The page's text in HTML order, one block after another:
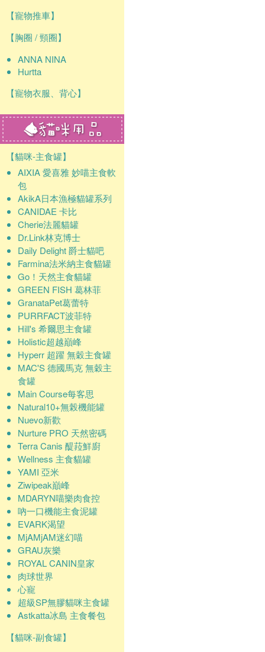
【寵物推車】
【胸圈 / 頸圈】
ANNA NINA
Hurtta
【寵物衣服、背心】
【貓咪-主食罐】
AIXIA 愛喜雅 妙喵主食軟
包
AkikA日本漁極貓罐系列
CANIDAE 卡比
Cherie法麗貓罐
Dr.Link林克博士
Daily Delight 爵士貓吧
Farmina法米納主食貓罐
Go！天然主食貓罐
GREEN FISH 葛林菲
GranataPet葛蕾特
PURRFACT波菲特
Hill's 希爾思主食罐
Holistic超越巔峰
Hyperr 超躍 無穀主食罐
MAC'S 德國馬克 無穀主
食罐
Main Course每客思
Natural10+無榖機能罐
Nuevo新歡
Nurture PRO 天然密碼
Terra Canis 醍菈鮮廚
Wellness 主食貓罐
YAMI 亞米
Ziwipeak巔峰
MDARYN喵樂肉食控
吶一口機能主食泥罐
EVARK渴望
MjAMjAM迷幻喵
GRAU灰樂
ROYAL CANIN皇家
肉球世界
心寵
超級SP無膠貓咪主食罐
Astkatta冰島 主食餐包
【貓咪-副食罐】